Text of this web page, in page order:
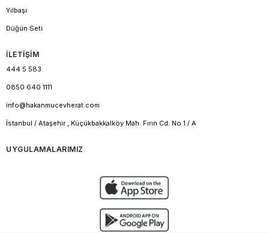
Yılbaşı
Düğün Seti
İLETİŞİM
444 5 583
0850 640 1111
info@hakanmucevherat.com
İstanbul / Ataşehir , Küçükbakkalköy Mah. Fırın Cd. No 1 / A
UYGULAMALARIMIZ